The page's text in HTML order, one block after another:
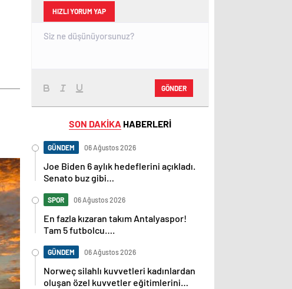
HIZLI YORUM YAP
GÖNDER
SON DAKİKA HABERLERİ
GÜNDEM 06 Ağustos 2026
Joe Biden 6 aylık hedeflerini açıkladı.
Senato buz gibi…
SPOR 06 Ağustos 2026
En fazla kızaran takım Antalyaspor!
Tam 5 futbolcu….
GÜNDEM 06 Ağustos 2026
Norweç silahlı kuvvetleri kadınlardan
oluşan özel kuvvetler eğitimlerini